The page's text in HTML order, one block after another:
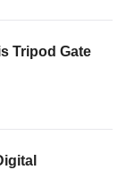
Tripod Gate